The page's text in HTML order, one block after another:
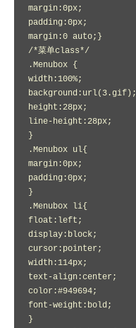
margin:0px;
padding:0px;
margin:0 auto;}
/*菜单class*/
.Menubox {
width:100%;
background:url(3.gif);
height:28px;
line-height:28px;
}
.Menubox ul{
margin:0px;
padding:0px;
}
.Menubox li{
float:left;
display:block;
cursor:pointer;
width:114px;
text-align:center;
color:#949694;
font-weight:bold;
}